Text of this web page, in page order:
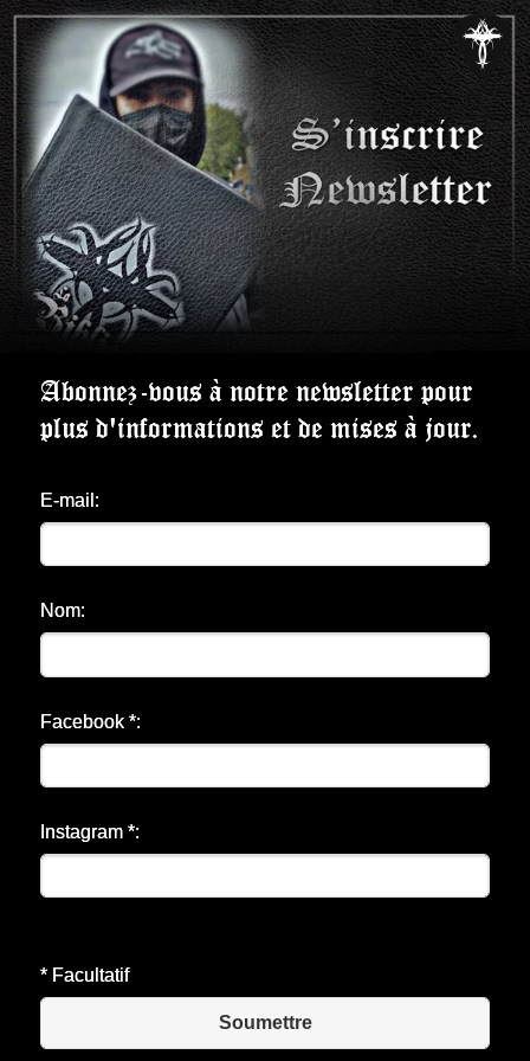
Abonnez-vous à notre newsletter pour
plus d'informations et de mises à jour.
E-mail:
Nom:
Facebook *:
Instagram *:
* Facultatif
Soumettre